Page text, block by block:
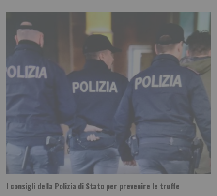
I consigli della Polizia di Stato per prevenire le truffe